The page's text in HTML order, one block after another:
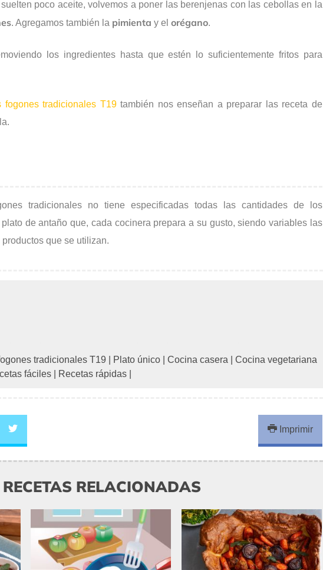
poco aceite, volvemos a poner las berenjenas con las cebollas en la
. Agregamos también la pimienta y el orégano.
los ingredientes hasta que estén lo suficientemente fritos para
fogones tradicionales T19también nos enseñan a preparar las receta de
tradicionales no tiene especificadas todas las cantidades de los
de antaño que, cada cocinera prepara a su gusto, siendo variables las
que se utilizan.
tradicionales T19 Plato único Cocina casera
Cocina vegetariana
fáciles Recetas rápidas
Imprimir
RECETAS RELACIONADAS